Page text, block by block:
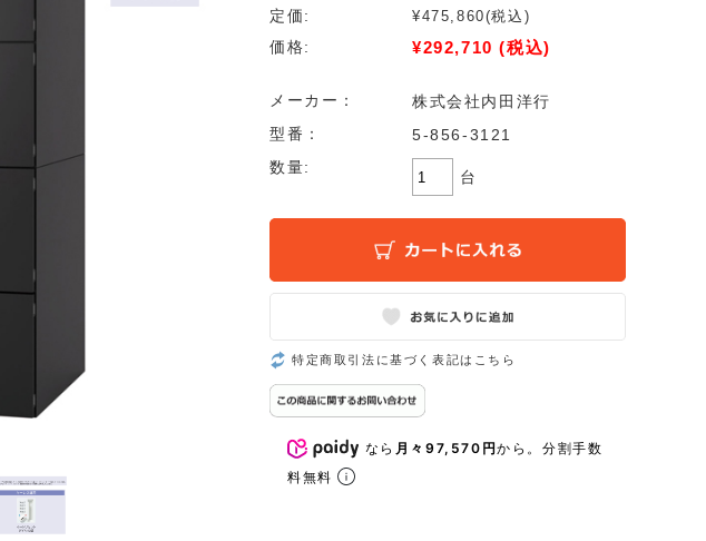
定価: ¥475,860(税込)
価格:
¥292,710 (税込)
メーカー：
株式会社内田洋行
型番：
5-856-3121
数量:
台
特定商取引法に基づく表記はこちら
なら 月々97,570円から。分割手数
料無料